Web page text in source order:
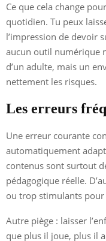
Ce que cela change
quotidien. Tu peux
l’impression de devoir
aucun outil numérique
d’un adulte, mais un
nettement les risques.
Les erreurs
Une erreur courante
automatiquement
contenus sont surtout
pédagogique réelle.
ou trop stimulants
Autre piège : laisser
que plus il joue, plus il